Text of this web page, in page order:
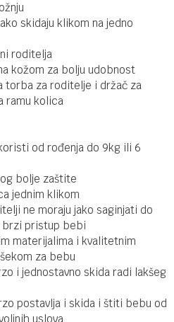
skidaju klikom na jedno
roditelja
kožom za bolju udobnost
torba za roditelje i držač za
ramu kolica
od rođenja do 9kg ili 6
bolje zaštite
jednim klikom
ne moraju jako saginjati do
brzi pristup bebi
materijalima i kvalitetnim
za bebu
i jednostavno skida radi lakšeg
postavlja i skida i štiti bebu od
uslova